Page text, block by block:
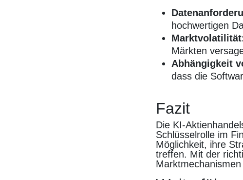
hochwertigen
Märkten
Abhängigkeit
dass die
Fazit
Die KI-
Schlüsselrolle im
Möglichkeit, ihre
treffen. Mit der